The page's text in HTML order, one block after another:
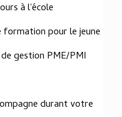
à l'école
formation pour le jeune
gestion PME/PMI
durant votre